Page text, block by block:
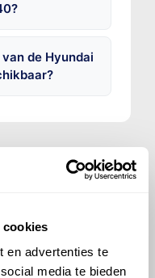
cookies
en advertenties te
media te bieden
de Hyundai
gedeeltelijk worden
zonder